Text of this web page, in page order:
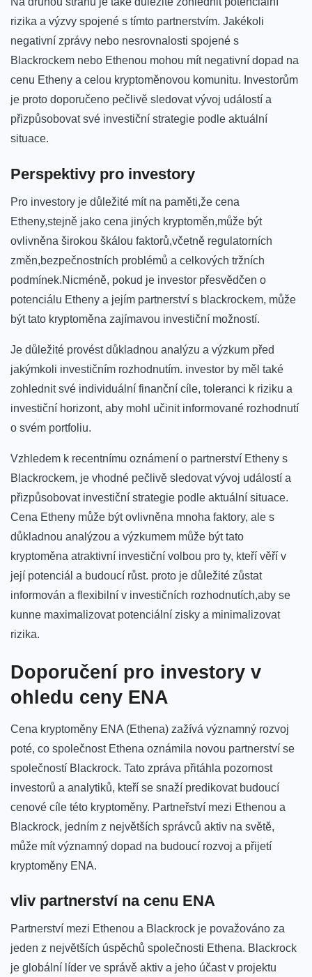
rizika a ⁢výzvy spojené⁤ s tímto partnerstvím. Jakékoli
negativní zprávy‌ nebo nesrovnalosti spojené s
Blackrockem​ nebo Ethenou mohou mít negativní dopad na
cenu Etheny a celou kryptoměnovou komunitu. Investorům
je⁣ proto⁤ doporučeno pečlivě sledovat vývoj událostí⁢ a
přizpůsobovat své investiční strategie podle aktuální
situace.
Perspektivy‌ pro investory
Pro investory​ je důležité mít⁢ na paměti,že cena
Etheny,stejně jako cena jiných kryptoměn,může ‍být
ovlivněna širokou škálou faktorů,včetně​ regulatorních
změn,bezpečnostních⁣ problémů a celkových tržních
podmínek.Nicméně, pokud je investor přesvědčen⁤ o
‍potenciálu Etheny a ⁤jejím partnerství s blackrockem, může
být ‌tato⁢ kryptoměna zajímavou ⁤investiční možností.
Je ⁢důležité provést důkladnou analýzu a výzkum před
jakýmkoli investičním rozhodnutím. investor by ⁢měl také
zohlednit své individuální⁣ finanční cíle, toleranci k riziku a
investiční ‌horizont, aby mohl učinit ⁤informované rozhodnutí
o svém portfoliu.
Vzhledem k⁣ recentnímu oznámení o partnerství Etheny s⁣
Blackrockem, je ‌vhodné pečlivě⁢ sledovat vývoj událostí⁤ a
přizpůsobovat investiční strategie podle aktuální situace.
Cena ‌Etheny může být ovlivněna mnoha faktory, ale s
důkladnou analýzou ⁣a výzkumem může být tato
kryptoměna⁣ atraktivní investiční volbou pro ty, kteří věří v
její potenciál‌ a budoucí růst. proto je důležité​ zůstat
informován a flexibilní v investičních rozhodnutích,aby ⁣se
kunne ‌maximalizovat ⁣potenciální zisky a minimalizovat
rizika.
Doporučení pro‍ investory v
ohledu ceny ENA
Cena kryptoměny ENA‌ (Ethena)⁢ zažívá významný rozvoj
poté, co ⁢společnost Ethena‍ oznámila novou partnerství se
společností Blackrock. Tato zpráva přitáhla pozornost
investorů⁣ a ‍analytiků, kteří se​ snaží predikovat budoucí
cenové ⁢cíle této kryptoměny. Partneřství mezi Ethenou a
⁤Blackrock, jedním z největších správců aktiv‍ na světě,
může mít významný ​dopad na‌ budoucí rozvoj a přijetí⁤
kryptoměny ENA.
vliv partnerství na cenu ENA
Partnerství mezi Ethenou​ a Blackrock‌ je považováno za
jeden⁢ z největších úspěchů společnosti ​Ethena. Blackrock
je globální líder⁢ ve správě ⁢aktiv a ⁢jeho účast‌ v projektu